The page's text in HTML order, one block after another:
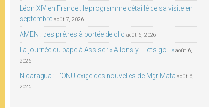
Léon XIV en France : le programme détaillé de sa visite en
septembre août 7, 2026
AMEN : des prêtres à portée de clic août 6, 2026
La journée du pape à Assise : « Allons-y ! Let’s go ! » août 6,
2026
Nicaragua : L’ONU exige des nouvelles de Mgr Mata août 6,
2026